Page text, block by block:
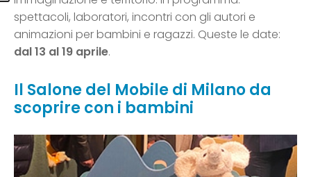
spettacoli, laboratori, incontri con gli autori e
animazioni per bambini e ragazzi. Queste le date:
dal 13 al 19 aprile.
Il Salone del Mobile di Milano da
scoprire con i bambini